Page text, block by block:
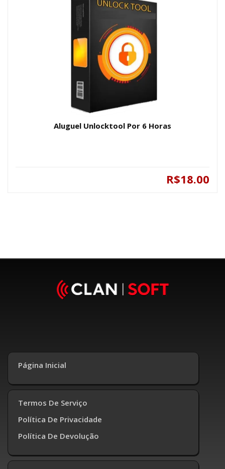
Aluguel Unlocktool Por 6 Horas
R$18.00
Página Inicial
Termos De Serviço
Política De Privacidade
Política De Devolução